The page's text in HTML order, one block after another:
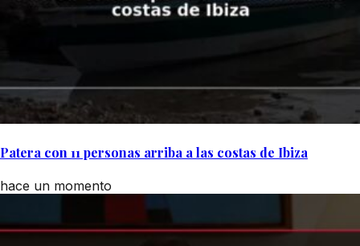
Patera con 11 personas arriba a las costas de Ibiza
hace un momento